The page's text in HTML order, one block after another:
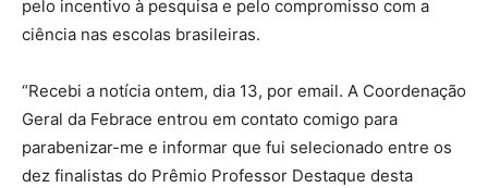
pelo incentivo à pesquisa e pelo compromisso com a
ciência nas escolas brasileiras.
“Recebi a notícia ontem, dia 13, por email. A Coordenação
Geral da Febrace entrou em contato comigo para
parabenizar-me e informar que fui selecionado entre os
dez finalistas do Prêmio Professor Destaque desta